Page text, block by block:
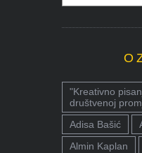
"Kreativno
društvenoj
Adisa Bašić
Almin Kaplan